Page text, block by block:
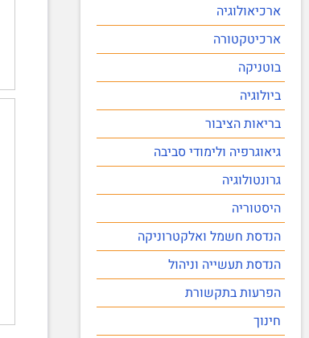
ארכיאולוגיה
ארכיטקטורה
בוטניקה
ביולוגיה
בריאות הציבור
גיאוגרפיה ולימודי סביבה
גרונטולוגיה
היסטוריה
הנדסת חשמל ואלקטרוניקה
הנדסת תעשייה וניהול
הפרעות בתקשורת
חינוך